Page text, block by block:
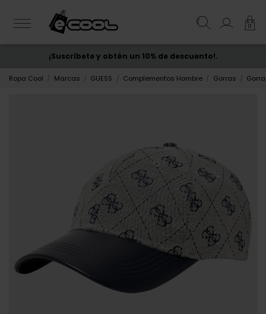
0
ENVÍO GRATIS desde 50€
¡Suscríbete y obtén un 10% de descuento!.
Ropa Cool Marcas GUESS Complementos Hombre Gorras